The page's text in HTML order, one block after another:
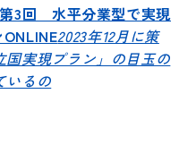
3回 水平分業型で実現
2023年12月に策
実現プラン」の目玉の
いるの